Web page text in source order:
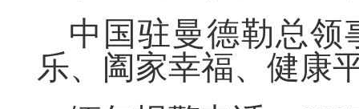
中国驻曼德勒总领
乐、阖家幸福、健康